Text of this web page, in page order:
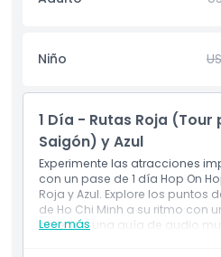
audio multilingües que ofrecen
capital del sur de Vietnam. Esto
solo sea agradable, sino
Hop-Off es una de las maneras
los puntos destacados de
transporte sin estrés por la
Aspectos Destacados
Niño
1 Día - Rutas Roja
Saigón) y Azul
Experimente las atracciones
con un pase de 1 día Hop On
Roja y Azul. Explore los
de Ho Chi Minh a su ritmo con
abierto y una guía de audio
Leer más